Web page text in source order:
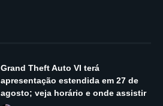
Grand Theft Auto VI terá
apresentação estendida em 27 de
agosto; veja horário e onde assistir